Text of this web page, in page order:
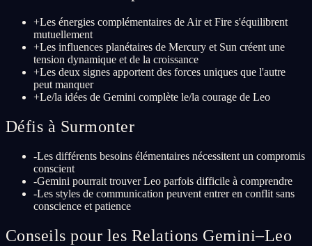
+Les énergies complémentaires de Air et Fire s'équilibrent
mutuellement
+Les influences planétaires de Mercury et Sun créent une
tension dynamique et de la croissance
+Les deux signes apportent des forces uniques que l'autre
peut manquer
+Le/la idées de Gemini complète le/la courage de Leo
Défis à Surmonter
-Les différents besoins élémentaires nécessitent un compromis
conscient
-Gemini pourrait trouver Leo parfois difficile à comprendre
-Les styles de communication peuvent entrer en conflit sans
conscience et patience
Conseils pour les Relations Gemini–Leo